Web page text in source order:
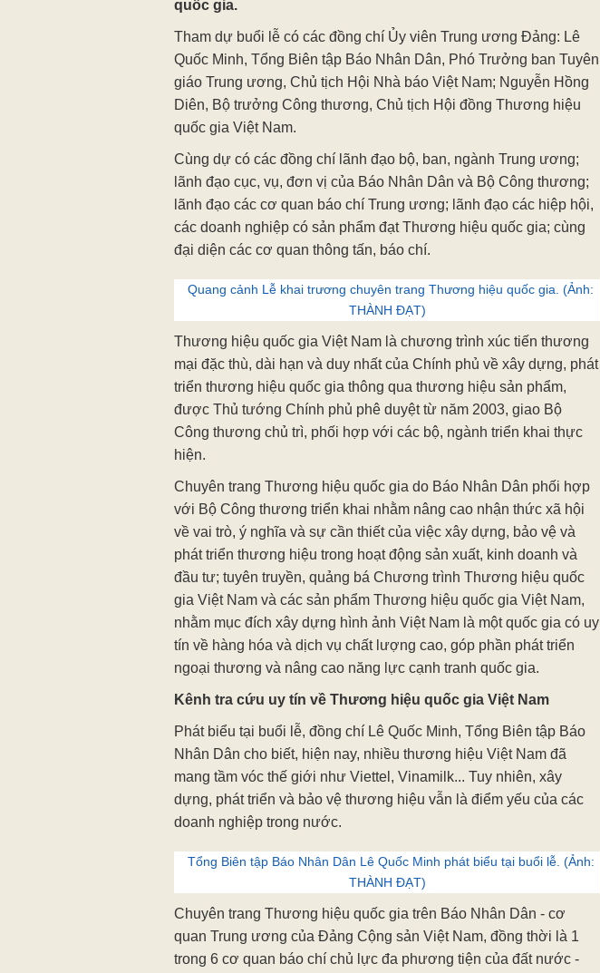
quốc gia.
Tham dự buổi lễ có các đồng chí Ủy viên Trung ương Đảng: Lê
Quốc Minh, Tổng Biên tập Báo Nhân Dân, Phó Trưởng ban Tuyên
giáo Trung ương, Chủ tịch Hội Nhà báo Việt Nam; Nguyễn Hồng
Diên, Bộ trưởng Công thương, Chủ tịch Hội đồng Thương hiệu
quốc gia Việt Nam.
Cùng dự có các đồng chí lãnh đạo bộ, ban, ngành Trung ương;
lãnh đạo cục, vụ, đơn vị của Báo Nhân Dân và Bộ Công thương;
lãnh đạo các cơ quan báo chí Trung ương; lãnh đạo các hiệp hội,
các doanh nghiệp có sản phẩm đạt Thương hiệu quốc gia; cùng
đại diện các cơ quan thông tấn, báo chí.
Quang cảnh Lễ khai trương chuyên trang Thương hiệu quốc gia. (Ảnh:
THÀNH ĐẠT)
Thương hiệu quốc gia Việt Nam là chương trình xúc tiến thương
mại đặc thù, dài hạn và duy nhất của Chính phủ về xây dựng, phát
triển thương hiệu quốc gia thông qua thương hiệu sản phẩm,
được Thủ tướng Chính phủ phê duyệt từ năm 2003, giao Bộ
Công thương chủ trì, phối hợp với các bộ, ngành triển khai thực
hiện.
Chuyên trang Thương hiệu quốc gia do Báo Nhân Dân phối hợp
với Bộ Công thương triển khai nhằm nâng cao nhận thức xã hội
về vai trò, ý nghĩa và sự cần thiết của việc xây dựng, bảo vệ và
phát triển thương hiệu trong hoạt động sản xuất, kinh doanh và
đầu tư; tuyên truyền, quảng bá Chương trình Thương hiệu quốc
gia Việt Nam và các sản phẩm Thương hiệu quốc gia Việt Nam,
nhằm mục đích xây dựng hình ảnh Việt Nam là một quốc gia có uy
tín về hàng hóa và dịch vụ chất lượng cao, góp phần phát triển
ngoại thương và nâng cao năng lực cạnh tranh quốc gia.
Kênh tra cứu uy tín về Thương hiệu quốc gia Việt Nam
Phát biểu tại buổi lễ, đồng chí Lê Quốc Minh, Tổng Biên tập Báo
Nhân Dân cho biết, hiện nay, nhiều thương hiệu Việt Nam đã
mang tầm vóc thế giới như Viettel, Vinamilk... Tuy nhiên, xây
dựng, phát triển và bảo vệ thương hiệu vẫn là điểm yếu của các
doanh nghiệp trong nước.
Tổng Biên tập Báo Nhân Dân Lê Quốc Minh phát biểu tại buổi lễ. (Ảnh:
THÀNH ĐẠT)
Chuyên trang Thương hiệu quốc gia trên Báo Nhân Dân - cơ
quan Trung ương của Đảng Cộng sản Việt Nam, đồng thời là 1
trong 6 cơ quan báo chí chủ lực đa phương tiện của đất nước -